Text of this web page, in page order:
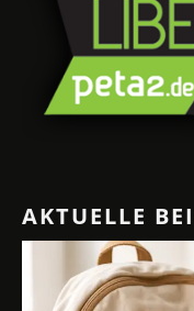
AKTUELLE